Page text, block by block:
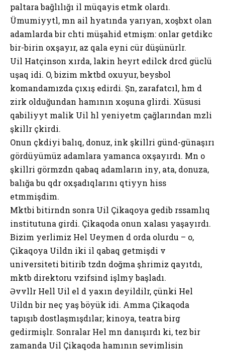
paltara bağlılığı ilә müqayisә etmәk olardı.
Ümumiyyәtlә, mәn ailә hәyatında yarıyan, xoşbәxt olan
adamlarda bir cәhәti müşahidә etmişәm: onlar getdikcә
bir-birinә oxşayır, az qala eyni cür düşünürlәr.
Uil Hatçinson xırda, lakin heyrәt edilәcәk dәrәcәdә güclü
uşaq idi. O, bizim mәktәbdә oxuyur, beysbol
komandamızda çıxış edirdi. Şәn, zarafatcıl, hәm dә
zirәk olduğundan hamının xoşuna gәlirdi. Xüsusi
qabiliyyәtә malik Uil hәlә yeniyetmә çağlarından mәzәli
şәkillәr çәkirdi.
Onun çәkdiyi balıq, donuz, inәk şәkillәri gündә-günaşırı
gördüyümüz adamlara yamanca oxşayırdı. Mәn o
şәkillәri görmәzdәn qabaq adamların inәyә, ata, donuza,
balığa bu qәdәr oxşadıqlarını qәtiyyәn hiss
etmәmişdim.
Mәktәbi bitirәndәn sonra Uil Çikaqoya gedib rәssamlıq
institutuna girdi. Çikaqoda onun xalası yaşayırdı.
Bizim yerlimiz Hel Ueymen dә orda olurdu – o,
Çikaqoya Uildәn iki il qabaq getmişdi vә
universiteti bitirib tәzәdәn doğma şәhәrimizә qayıtdı,
mәktәb direktoru vәzifәsindә işlәmәyә başladı.
Əvvәllәr Hellә Uil elә dә yaxın deyildilәr, çünki Hel
Uildәn bir neçә yaş böyük idi. Amma Çikaqoda
tapışıb dostlaşmışdılar; kinoya, teatra birgә
gedirmişlәr. Sonralar Hel mәnә danışırdı ki, tez bir
zamanda Uil Çikaqoda hamının sevimlisinә